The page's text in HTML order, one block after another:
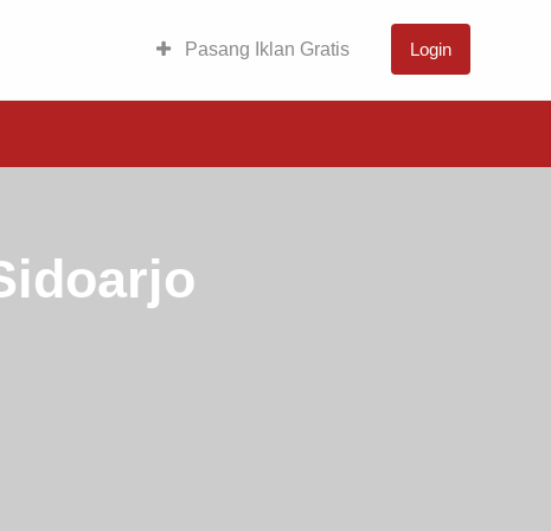
Pasang Iklan Gratis Login